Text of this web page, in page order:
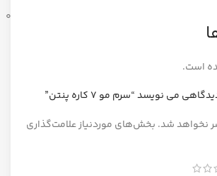
0
است.
می نویسد “سرم مو 7 کاره پنتن”
نخواهد شد. بخش‌های موردنیاز علامت‌گذاری